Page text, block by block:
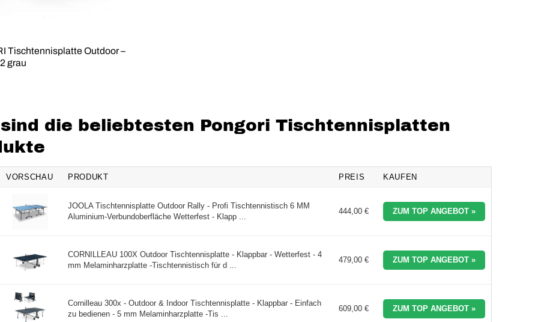
Tischtennisplatte Outdoor –
grau
sind die beliebtesten Pongori Tischtennisplatten
VORSCHAU PRODUKT PREIS KAUFEN
JOOLA Tischtennisplatte Outdoor Rally - Profi Tischtennistisch 6 MM
Aluminium-Verbundoberfläche Wetterfest - Klapp ...
444,00 € ZUM TOP ANGEBOT »
CORNILLEAU 100X Outdoor Tischtennisplatte - Klappbar - Wetterfest - 4
mm Melaminharzplatte -Tischtennistisch für d ...
479,00 € ZUM TOP ANGEBOT »
Cornilleau 300x - Outdoor & Indoor Tischtennisplatte - Klappbar - Einfach
zu bedienen - 5 mm Melaminharzplatte -Tis ...
609,00 € ZUM TOP ANGEBOT »